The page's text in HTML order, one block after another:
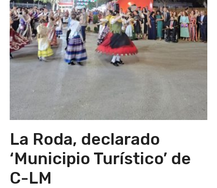
La Roda, declarado
‘Municipio Turístico’ de
C-LM